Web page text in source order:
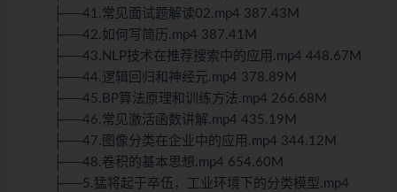
├──41.常见面试题解读02.mp4 387.43M
├──42.如何写简历.mp4 387.41M
├──43.NLP技术在推荐搜索中的应用.mp4 448.67M
├──44.逻辑回归和神经元.mp4 378.89M
├──45.BP算法原理和训练方法.mp4 266.68M
├──46.常见激活函数讲解.mp4 435.19M
├──47.图像分类在企业中的应用.mp4 344.12M
├──48.卷积的基本思想.mp4 654.60M
├──5.猛将起于卒伍，工业环境下的分类模型.mp4